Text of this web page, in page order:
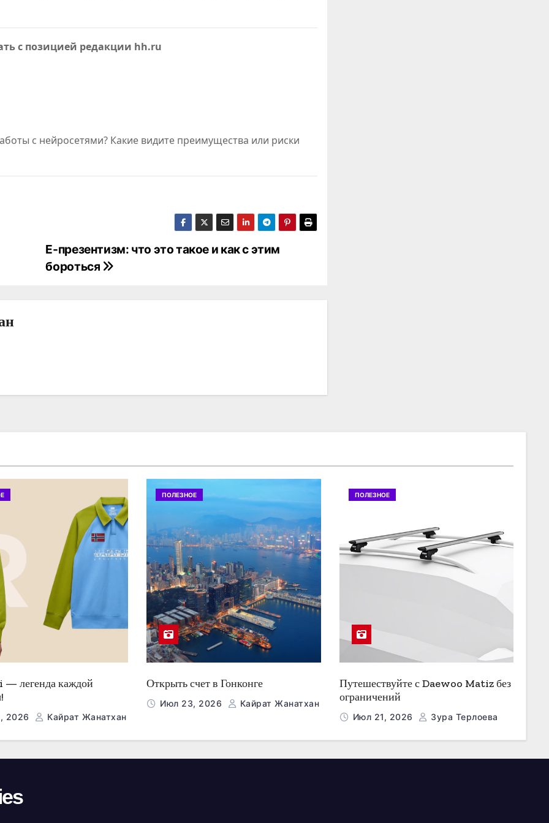
с позицией редакции hh.ru
с нейросетями? Какие видите преимущества или риски
Е-презентизм: что это такое и как с этим
бороться
легенда каждой
2026 Кайрат Жанатхан
ПОЛЕЗНОЕ
Открыть счет в Гонконге
Июл 23, 2026 Кайрат Жанатхан
ПОЛЕЗНОЕ
Путешествуйте с Daewoo Matiz без
ограничений
Июл 21, 2026 Зура Терлоева